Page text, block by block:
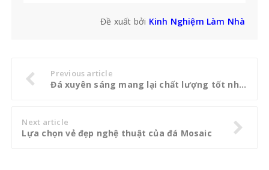
Đề xuất bởi Kinh Nghiệm Làm Nhà
Previous article
Đá xuyên sáng mang lại chất lượng tốt nhất cho mọi công trình của bạn
Next article
Lựa chọn vẻ đẹp nghệ thuật của đá Mosaic